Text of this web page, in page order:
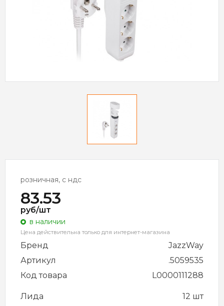
розничная, с ндс
83.53
руб/шт
в наличии
Цена действительна только для интернет-магазина
Бренд
JazzWay
Артикул
.5059535
Код товара
L0000111288
Лида
12 шт